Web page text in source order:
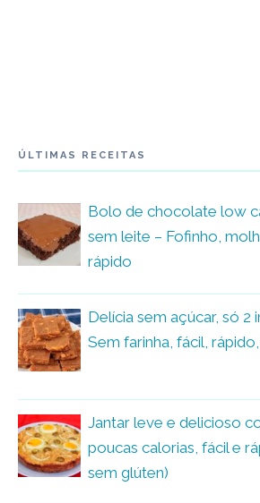
ÚLTIMAS RECEITAS
Bolo de chocolate low
sem leite – Fofinho,
rápido
Delícia sem açúcar, só 2
Sem farinha, fácil,
Jantar leve e delicioso
poucas calorias, fácil e
sem glúten)